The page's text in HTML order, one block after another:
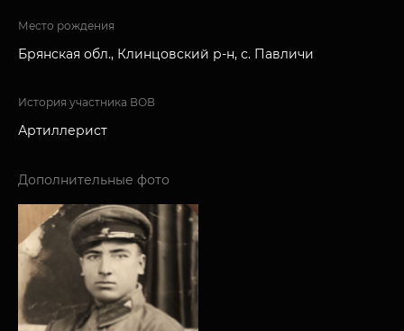
Место рождения
Брянская обл., Клинцовский р-н, с. Павличи
История участника ВОВ
Артиллерист
Дополнительные фото